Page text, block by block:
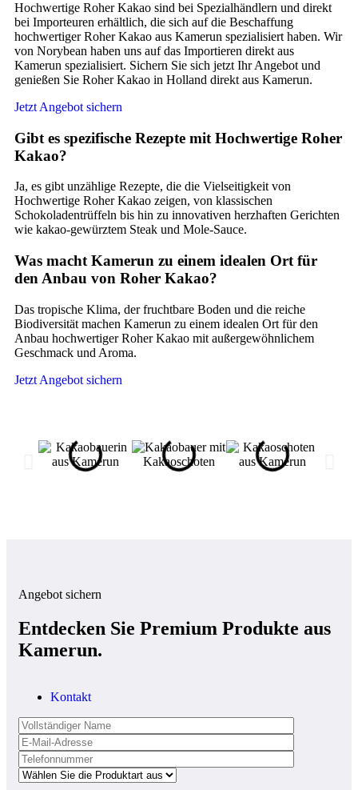
Hochwertige Roher Kakao sind bei Spezialhändlern und direkt
bei Importeuren erhältlich, die sich auf die Beschaffung
hochwertiger Roher Kakao aus Kamerun spezialisiert haben. Wir
von Norybean haben uns auf das Importieren direkt aus
Kamerun spezialisiert. Sichern Sie sich jetzt Ihr Angebot und
genießen Sie Roher Kakao in Holland direkt aus Kamerun.
Jetzt Angebot sichern
Gibt es spezifische Rezepte mit Hochwertige Roher
Kakao?
Ja, es gibt unzählige Rezepte, die die Vielseitigkeit von
Hochwertige Roher Kakao zeigen, von klassischen
Schokoladentrüffeln bis hin zu innovativen herzhaften Gerichten
wie kakao-gewürztem Steak und Mole-Sauce.
Was macht Kamerun zu einem idealen Ort für
den Anbau von Roher Kakao?
Das tropische Klima, der fruchtbare Boden und die reiche
Biodiversität machen Kamerun zu einem idealen Ort für den
Anbau hochwertiger Roher Kakao mit außergewöhnlichem
Geschmack und Aroma.
Jetzt Angebot sichern
Angebot sichern
Entdecken Sie Premium Produkte aus
Kamerun.
Kontakt